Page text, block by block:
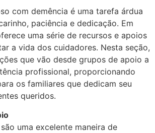
com demência é uma tarefa árdua
paciência e dedicação. Em
uma série de recursos e apoios
a vida dos cuidadores. Nesta seção,
que vão desde grupos de apoio a
profissional, proporcionando
os familiares que dedicam seu
queridos.
uma excelente maneira de